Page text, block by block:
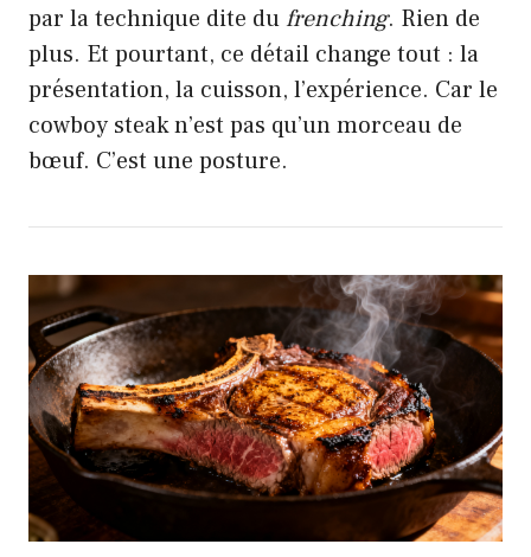
par la technique dite dufrenching. Rien de
plus. Et pourtant, ce détail change tout : la
présentation, la cuisson, l’expérience. Car le
cowboy steak n’est pas qu’un morceau de
bœuf. C’est une posture.